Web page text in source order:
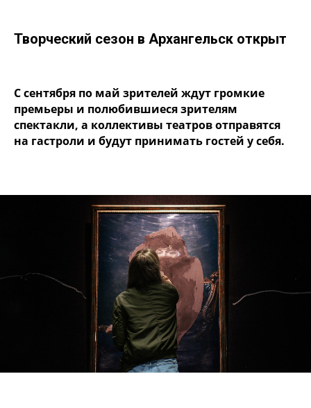
Творческий сезон в Архангельск открыт
С сентября по май зрителей ждут громкие
премьеры и полюбившиеся зрителям
спектакли, а коллективы театров отправятся
на гастроли и будут принимать гостей у себя.